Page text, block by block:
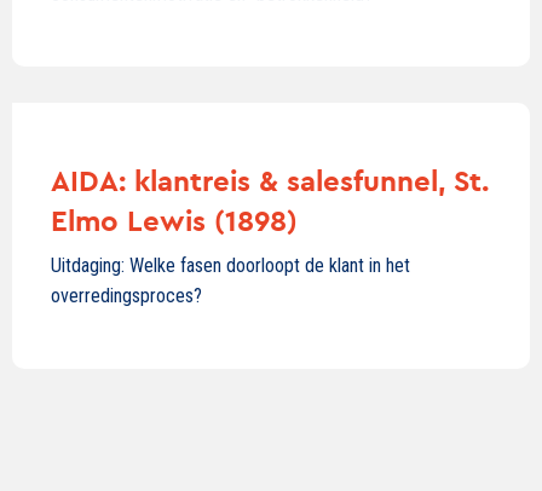
AIDA: klantreis & salesfunnel, St.
Elmo Lewis (1898)
Uitdaging: Welke fasen doorloopt de klant in het
overredingsproces?